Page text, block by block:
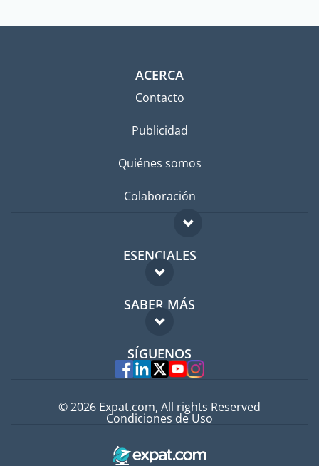
ACERCA
Contacto
Publicidad
Quiénes somos
Colaboración
ESENCIALES
Foro para expatriados
Guía para expatriados
Trabajos en el extranjero
SABER MÁS
FAQ
Expertos
SÍGUENOS
© 2026 Expat.com, All rights Reserved
Condiciones de Uso